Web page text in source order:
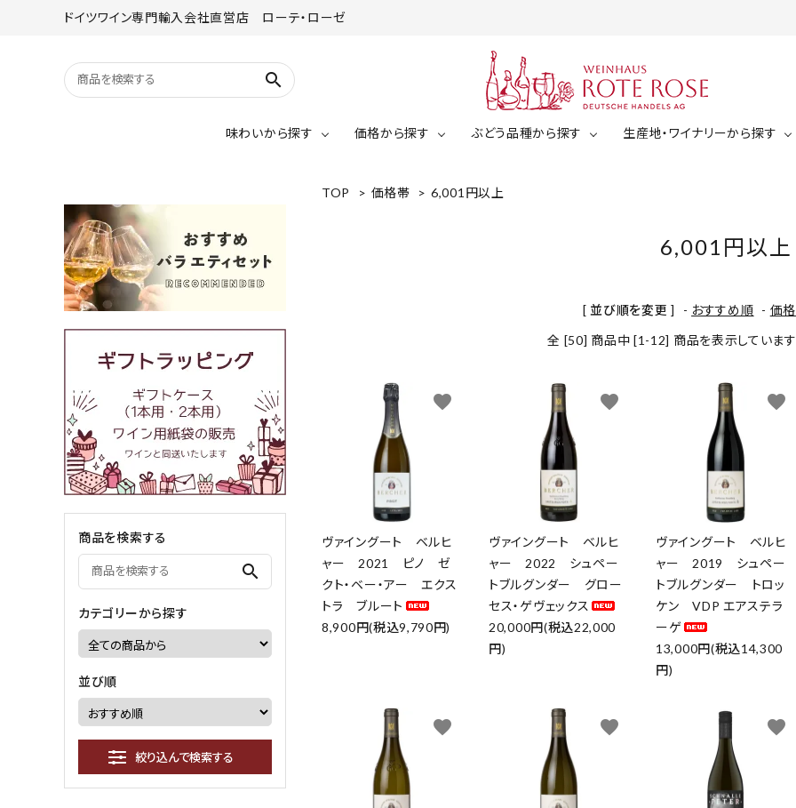
ドイツワイン専門輸入会社直営店 ローテ・ローゼ
search
味わいから探す
赤ワイン（辛口）
赤ワイン（甘口）
白ワイン
価格から探す
￥2,001～￥3,000 ￥
￥4,001～￥5,000
ぶどう品種から探す
リースリング
グラオブルグンダー
その他（白ぶどう品種）
生産地・ワイナリーから探す
TOP > 価格帯 > 6,001円以上
6,001円以上
[ 並び順を変更 ] - おすすめ順 - 価
全 [50] 商品中 [1-12] 商品を表示していま
ヴァイングート ベルヒ
ャー 2021 ピノ ゼ
クト・ベー・アー エクス
トラ ブルート
8,900円(税込9,790円)
favorite
ヴァイングート ベルヒ
ャー 2022 シュペー
トブルグンダー グロー
セス・ゲヴェックス
20,000円(税込22,000
円)
favorite
ヴァイングート ベルヒ
ャー 2019 シュペー
トブルグンダー トロッ
ケン VDP エアステラ
ーゲ
13,000円(税込14,300
円)
favorite
favorite favorite favorite
商品を検索する
search
カテゴリーから探す
並び順
絞り込んで検索する